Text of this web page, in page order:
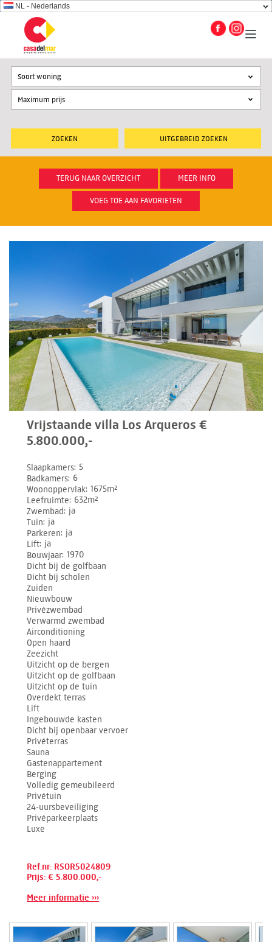
NL - Nederlands
UITGEBREID ZOEKEN
Soort woning
TERUG NAAR OVERZICHT MEER INFO
VOEG TOE AAN FAVORIETEN
Vrijstaande villa Los Arqueros €
5.800.000,-
Slaapkamers 5
Badkamers 6
Woonoppervlak 1675m²
Leefruimte 632m²
Zwembad ja
Tuin ja
Parkeren ja
Lift ja
Bouwjaar 1970
Dicht bij de golfbaan
Dicht bij scholen
Zuiden
Nieuwbouw
Privézwembad
Verwarmd zwembad
Airconditioning
Open haard
Zeezicht
Uitzicht op de bergen
Uitzicht op de golfbaan
Uitzicht op de tuin
Overdekt terras
Lift
Ingebouwde kasten
Dicht bij openbaar vervoer
Privéterras
Sauna
Gastenappartement
Berging
Volledig gemeubileerd
Privétuin
24-uursbeveiliging
Privéparkeerplaats
Luxe
Ref.nr: RSOR5024809
Prijs: € 5.800.000,-
Meer informatie ›››